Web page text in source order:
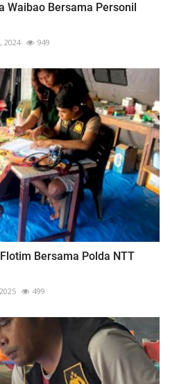
Waibao Bersama Personil
2024 949
Bersama Polda NTT
499